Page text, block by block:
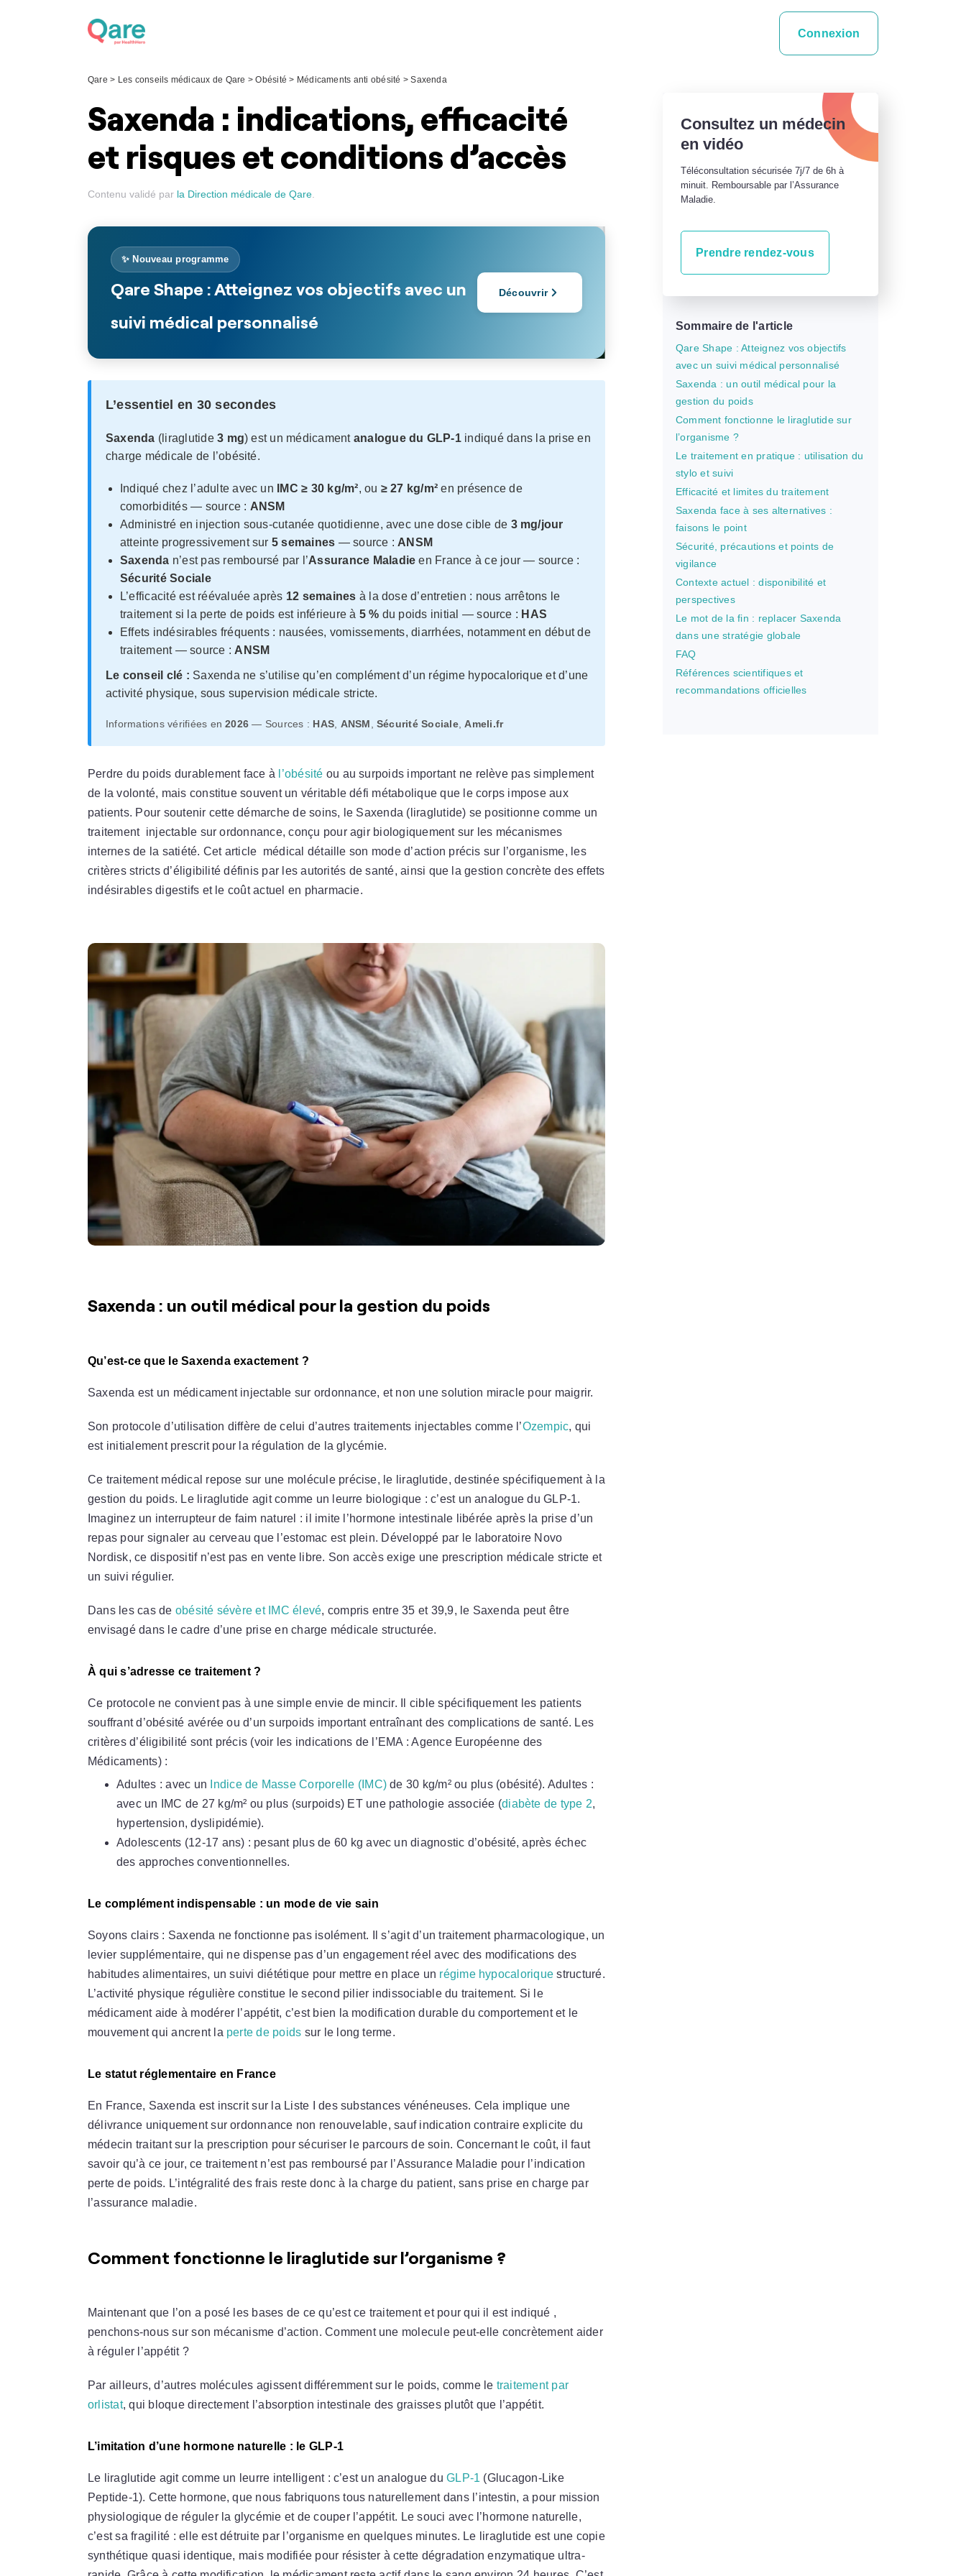
Connexion
Qare > Les conseils médicaux de Qare >Obésité > Médicaments anti obésité >Saxenda
Saxenda : indications, efficacité
et risques et conditions d’accès
Contenu validé par la Direction médicale de Qare.
✨ Nouveau programme
Qare Shape : Atteignez vos objectifs avec un
suivi médical personnalisé
Découvrir
L’essentiel en 30 secondes
Saxenda (liraglutide3 mg) est un médicament analogue du GLP-1indiqué dans la prise en
charge médicale de l’obésité.
Indiqué chez l’adulte avec un IMC ≥ 30 kg/m², ou ≥ 27 kg/m² en présence de
comorbidités — source : ANSM
Administré en injection sous-cutanée quotidienne, avec une dose cible de 3 mg/jour
atteinte progressivement sur 5 semaines — source : ANSM
Saxenda n’est pas remboursé par l’Assurance Maladie en France à ce jour — source :
Sécurité Sociale
L’efficacité est réévaluée après 12 semaines à la dose d’entretien : nous arrêtons le
traitement si la perte de poids est inférieure à 5 % du poids initial — source : HAS
Effets indésirables fréquents : nausées, vomissements, diarrhées, notamment en début de
traitement — source : ANSM
Le conseil clé : Saxenda ne s’utilise qu’en complément d’un régime hypocalorique et d’une
activité physique, sous supervision médicale stricte.
Informations vérifiées en2026 — Sources : HAS, ANSM , Sécurité Sociale,Ameli.fr
Perdre du poids durablement face à l’obésité ou au surpoids important ne relève pas simplement
de la volonté, mais constitue souvent un véritable défi métabolique que le corps impose aux
patients. Pour soutenir cette démarche de soins, le Saxenda (liraglutide) se positionne comme un
traitement injectable sur ordonnance, conçu pour agir biologiquement sur les mécanismes
internes de la satiété. Cet article médical détaille son mode d’action précis sur l’organisme, les
critères stricts d’éligibilité définis par les autorités de santé, ainsi que la gestion concrète des effets
indésirables digestifs et le coût actuel en pharmacie.
Saxenda : un outil médical pour la gestion du poids
Qu’est-ce que le Saxenda exactement ?
Saxenda est un médicament injectable sur ordonnance, et non une solution miracle pour maigrir.
Son protocole d’utilisation diffère de celui d’autres traitements injectables comme l’Ozempic, qui
est initialement prescrit pour la régulation de la glycémie.
Ce traitement médical repose sur une molécule précise, le liraglutide, destinée spécifiquement à la
gestion du poids. Le liraglutide agit comme un leurre biologique : c’est un analogue du GLP-1.
Imaginez un interrupteur de faim naturel : il imite l’hormone intestinale libérée après la prise d’un
repas pour signaler au cerveau que l’estomac est plein. Développé par le laboratoire Novo
Nordisk, ce dispositif n’est pas en vente libre. Son accès exige une prescription médicale stricte et
un suivi régulier.
Dans les cas de obésité sévère et IMC élevé, compris entre 35 et 39,9, le Saxenda peut être
envisagé dans le cadre d’une prise en charge médicale structurée.
À qui s’adresse ce traitement ?
Ce protocole ne convient pas à une simple envie de mincir. Il cible spécifiquement les patients
souffrant d’obésité avérée ou d’un surpoids important entraînant des complications de santé. Les
critères d’éligibilité sont précis (voir les indications de l’EMA :Agence Européenne des
Médicaments) :
Adultes : avec un
Indice de Masse Corporelle (IMC) de 30 kg/m² ou plus (obésité). Adultes :
avec un IMC de 27 kg/m² ou plus (surpoids) ET une pathologie associée (diabète de type 2,
hypertension, dyslipidémie).
Adolescents (12-17 ans) : pesant plus de 60 kg avec un diagnostic d’obésité, après échec
des approches conventionnelles.
Le complément indispensable : un mode de vie sain
Soyons clairs : Saxenda ne fonctionne pas isolément. Il s’agit d’un traitement pharmacologique, un
levier supplémentaire, qui ne dispense pas d’un engagement réel avec des modifications des
habitudes alimentaires, un suivi diététique pour mettre en place un régime hypocalorique structuré.
L’activité physique régulière constitue le second pilier indissociable du traitement. Si le
médicament aide à modérer l’appétit, c’est bien la modification durable du comportement et le
mouvement qui ancrent la perte de poids sur le long terme.
Le statut réglementaire en France
En France, Saxenda est inscrit sur la Liste I des substances vénéneuses. Cela implique une
délivrance uniquement sur ordonnance non renouvelable, sauf indication contraire explicite du
médecin traitant sur la prescription pour sécuriser le parcours de soin. Concernant le coût, il faut
savoir qu’à ce jour, ce traitement n’est pas remboursé par l’Assurance Maladie pour l’indication
perte de poids. L’intégralité des frais reste donc à la charge du patient, sans prise en charge par
l’assurance maladie.
Comment fonctionne le liraglutide sur l’organisme ?
Maintenant que l’on a posé les bases de ce qu’est ce traitement et pour qui il est indiqué ,
penchons-nous sur son mécanisme d’action. Comment une molecule peut-elle concrètement aider
à réguler l’appétit ?
Par ailleurs, d’autres molécules agissent différemment sur le poids, comme le traitement par
orlistat, qui bloque directement l’absorption intestinale des graisses plutôt que l’appétit.
L’imitation d’une hormone naturelle : le GLP-1
Le liraglutide agit comme un leurre intelligent : c’est un analogue duGLP-1 (Glucagon-Like
Peptide-1). Cette hormone, que nous fabriquons tous naturellement dans l’intestin, a pour mission
physiologique de réguler la glycémie et de couper l’appétit. Le souci avec l’hormone naturelle,
c’est sa fragilité : elle est détruite par l’organisme en quelques minutes. Le liraglutide est une copie
synthétique quasi identique, mais modifiée pour résister à cette dégradation enzymatique ultra-
Consultez un médecin
en vidéo
Téléconsultation sécurisée 7j/7 de 6h à
minuit. Remboursable par l’Assurance
Maladie.
Prendre rendez-vous
Sommaire de l'article
Qare Shape : Atteignez vos objectifs
avec un suivi médical personnalisé
Saxenda : un outil médical pour la
gestion du poids
Comment fonctionne le liraglutide sur
l’organisme ?
Le traitement en pratique : utilisation du
stylo et suivi
Efficacité et limites du traitement
Saxenda face à ses alternatives :
faisons le point
Sécurité, précautions et points de
vigilance
Contexte actuel : disponibilité et
perspectives
Le mot de la fin : replacer Saxenda
dans une stratégie globale
FAQ
Références scientifiques et
recommandations officielles